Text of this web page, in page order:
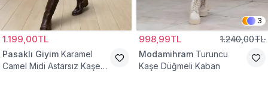
1.199,00TL
Pasaklı Giyim Karamel
Camel Midi Astarsız Kaşe
3
998,99TL 1.240,00TL
Modamihram Turuncu
Kaşe Düğmeli Kaban